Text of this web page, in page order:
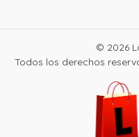
© 2026
Todos los derechos